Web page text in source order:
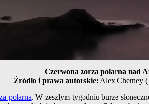
Czerwona zorza polarna nad
Źródło i prawa autorskie: Alex Cherney (
polarna. W zeszłym tygodniu burze